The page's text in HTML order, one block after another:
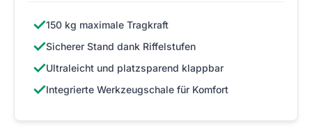
✓150 kg maximale Tragkraft
✓Sicherer Stand dank Riffelstufen
✓Ultraleicht und platzsparend klappbar
✓Integrierte Werkzeugschale für Komfort